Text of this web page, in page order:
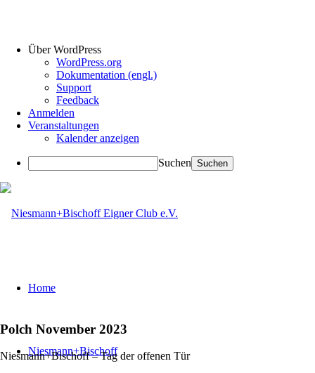
Über WordPress
WordPress.org
Dokumentation (engl.)
Support
Feedback
Anmelden
Veranstaltungen
Kalender anzeigen
Suchen
Home
Niesmann+Bischoff
Polch November 2023
Niesmann+Bischoff – Tag der offenen Tür